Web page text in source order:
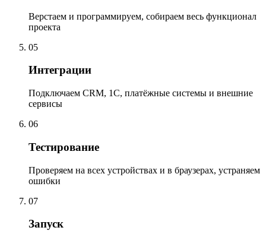
Верстаем и программируем, собираем весь функционал
проекта
05
Интеграции
Подключаем CRM, 1С, платёжные системы и внешние
сервисы
06
Тестирование
Проверяем на всех устройствах и в браузерах, устраняем
ошибки
07
Запуск